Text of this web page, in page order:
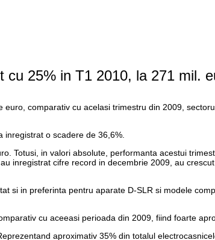
cu 25% in T1 2010, la 271 mil.
comparativ cu acelasi trimestru din 2009,
o scadere de 36,6%.
Totusi, in valori absolute, performanta acestui
inregistrat cifre record in decembrie 2009, au
si in preferinta pentru aparate D-SLR si modele
cu aceeasi perioada din 2009, fiind foarte
aproximativ 35% din totalul